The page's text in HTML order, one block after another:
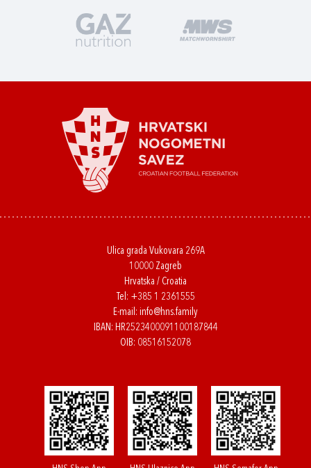
Ulica grada Vukovara 269A
10000 Zagreb
Hrvatska / Croatia
Tel: +385 1 2361555
E-mail: info@hns.family
IBAN: HR2523400091100187844
OIB: 08516152078